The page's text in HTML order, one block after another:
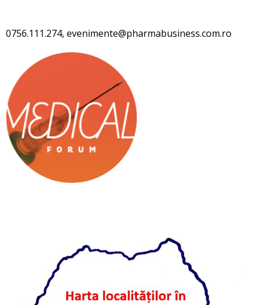
0756.111.274, evenimente@pharmabusiness.com.ro